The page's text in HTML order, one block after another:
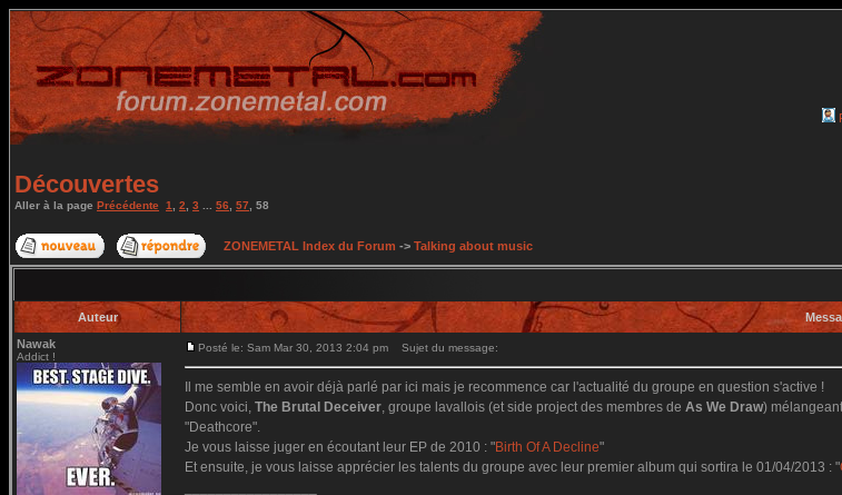
Découvertes
Aller à la page Précédente 1 2 3 56 57 58
ZONEMETAL Index du Forum -> Talking about music
Auteur
Nawak
Addict !
Posté le: Sam Mar 30, 2013 2:04 pm Sujet du message:
Il me semble en avoir déjà parlé par ici mais je recommence car l'actualité du groupe en question s'active !
Donc voici, The Brutal Deceiver, groupe lavallois (et side project des membres de As We Draw)
"Deathcore".
Je vous laisse juger en écoutant leur EP de 2010 : "Birth Of A Decline"
Et ensuite, je vous laisse apprécier les talents du groupe avec leur premier album qui sortira le 01/04/2013 : "